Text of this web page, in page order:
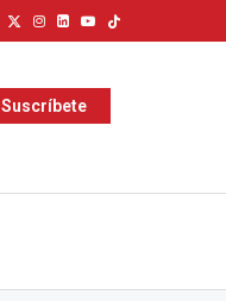
Suscríbete